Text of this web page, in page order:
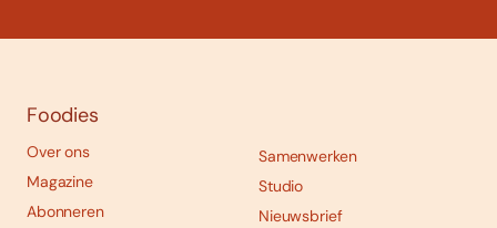
Foodies
Over ons
Magazine
Abonneren
Samenwerken
Studio
Nieuwsbrief